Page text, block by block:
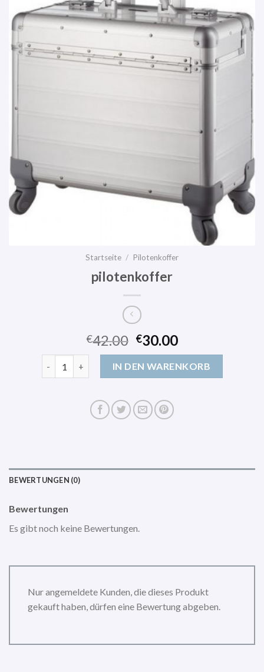
Startseite / Pilotenkoffer
pilotenkoffer
€42.00 €30.00
IN DEN WARENKORB
BEWERTUNGEN (0)
Bewertungen
Es gibt noch keine Bewertungen.
Nur angemeldete Kunden, die dieses Produkt
gekauft haben, dürfen eine Bewertung abgeben.